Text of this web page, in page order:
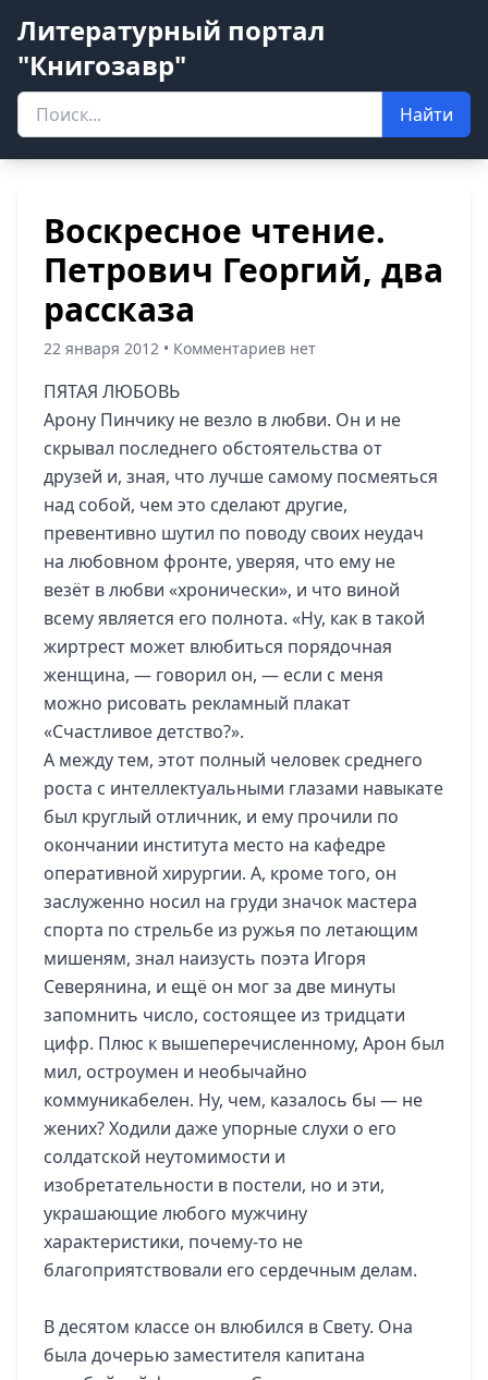
Литературный портал
"Книгозавр"
Найти
Воскресное чтение.
Петрович Георгий, два
рассказа
22 января 2012 • Комментариев нет
ПЯТАЯ ЛЮБОВЬ
Арону Пинчику не везло в любви. Он и не
скрывал последнего обстоятельства от
друзей и, зная, что лучше самому посмеяться
над собой, чем это сделают другие,
превентивно шутил по поводу своих неудач
на любовном фронте, уверяя, что ему не
везёт в любви «хронически», и что виной
всему является его полнота. «Ну, как в такой
жиртрест может влюбиться порядочная
женщина, — говорил он, — если с меня
можно рисовать рекламный плакат
«Счастливое детство?».
А между тем, этот полный человек среднего
роста с интеллектуальными глазами навыкате
был круглый отличник, и ему прочили по
окончании института место на кафедре
оперативной хирургии. А, кроме того, он
заслуженно носил на груди значок мастера
спорта по стрельбе из ружья по летающим
мишеням, знал наизусть поэта Игоря
Северянина, и ещё он мог за две минуты
запомнить число, состоящее из тридцати
цифр. Плюс к вышеперечисленному, Арон был
мил, остроумен и необычайно
коммуникабелен. Ну, чем, казалось бы — не
жених? Ходили даже упорные слухи о его
солдатской неутомимости и
изобретательности в постели, но и эти,
украшающие любого мужчину
характеристики, почему-то не
благоприятствовали его сердечным делам.
В десятом классе он влюбился в Свету. Она
была дочерью заместителя капитана